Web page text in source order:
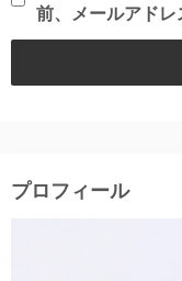
前、メールアドレ
プロフィール